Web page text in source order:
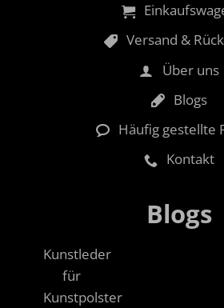
Versand &
Über uns
Blogs
Häufig gestellte
Kontakt
Blogs
Kunstleder
für
Kunstpolster